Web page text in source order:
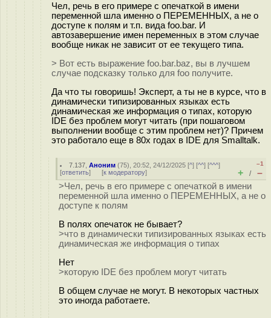
Чел, речь в его примере с опечаткой в имени
переменной шла именно о ПЕРЕМЕННЫХ, а не о
доступе к полям и т.п. вида foo.bar. И
автозавершение имен переменных в этом случае
вообще никак не зависит от ее текущего типа.
> Вот есть выражение foo.bar.baz, вы в лучшем
случае подсказку только для foo получите.
Да что ты говоришь! Эксперт, а ты не в курсе, что в
динамически типизированных языках есть
динамическая же информация о типах, которую
IDE без проблем могут читать (при пошаговом
выполнении вообще с этим проблем нет)? Причем
это работало еще в 80х годах в IDE для Smalltalk.
7.137 ,Аноним (75), 20:52, 24/12/2025 [^] [^^] [^^^]
[ответить] [к модератору]
–1
+ / –
>Чел, речь в его примере с опечаткой в имени
переменной шла именно о ПЕРЕМЕННЫХ, а не о
доступе к полям
В полях опечаток не бывает?
>что в динамически типизированных языках есть
динамическая же информация о типах
Нет
>которую IDE без проблем могут читать
В общем случае не могут. В некоторых частных
это иногда работаете.